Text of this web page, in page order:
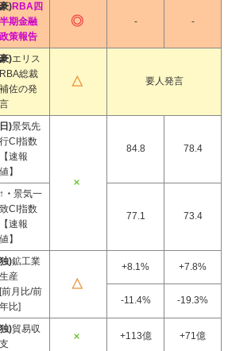
豪)RBA四
半期金融
政策報告
- -
豪)エリス
RBA総裁
補佐の発
言
要人発言
日)景気先
行CI指数
【速報
値】
84.8 78.4
↑・ 景気一
致CI指数
【速報
値】
77.1 73.4
独)鉱工業
生産
[前月比/前
年比]
+8.1% +7.8%
-11.4% -19.3%
独)貿易収
支
+113億 +71億